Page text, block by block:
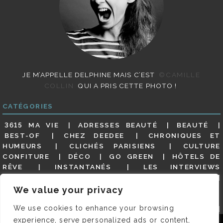
We value your privacy
We use cookies to enhance your browsing
experience, serve personalized ads or content,
JE M’APPELLE DELPHINE MAIS C’EST
©CAMILLE
COLLIN
QUI A PRIS CETTE PHOTO !
CATÉGORIES
3615 MA VIE ADRESSES BEAUTÉ
BEAUTÉ
BEST-OF
CHEZ DEEDEE
CHRONIQUES ET
HUMEURS
CLICHÉS PARISIENS
CULTURE
CONFITURE
DÉCO GO GREEN
HÔTELS DE
RÊVE
INSTANTANÉS
LES INTERVIEWS
MES ADRESSES
MODE NON CLASSÉ
GUIDE
PARIS EN PHOTOS
RESTAURANTS
REVUE DE PRESSE DÉTAILLÉE, SIOU PLAIT